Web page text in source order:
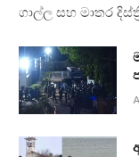
ගාල්ල සහ මාතර